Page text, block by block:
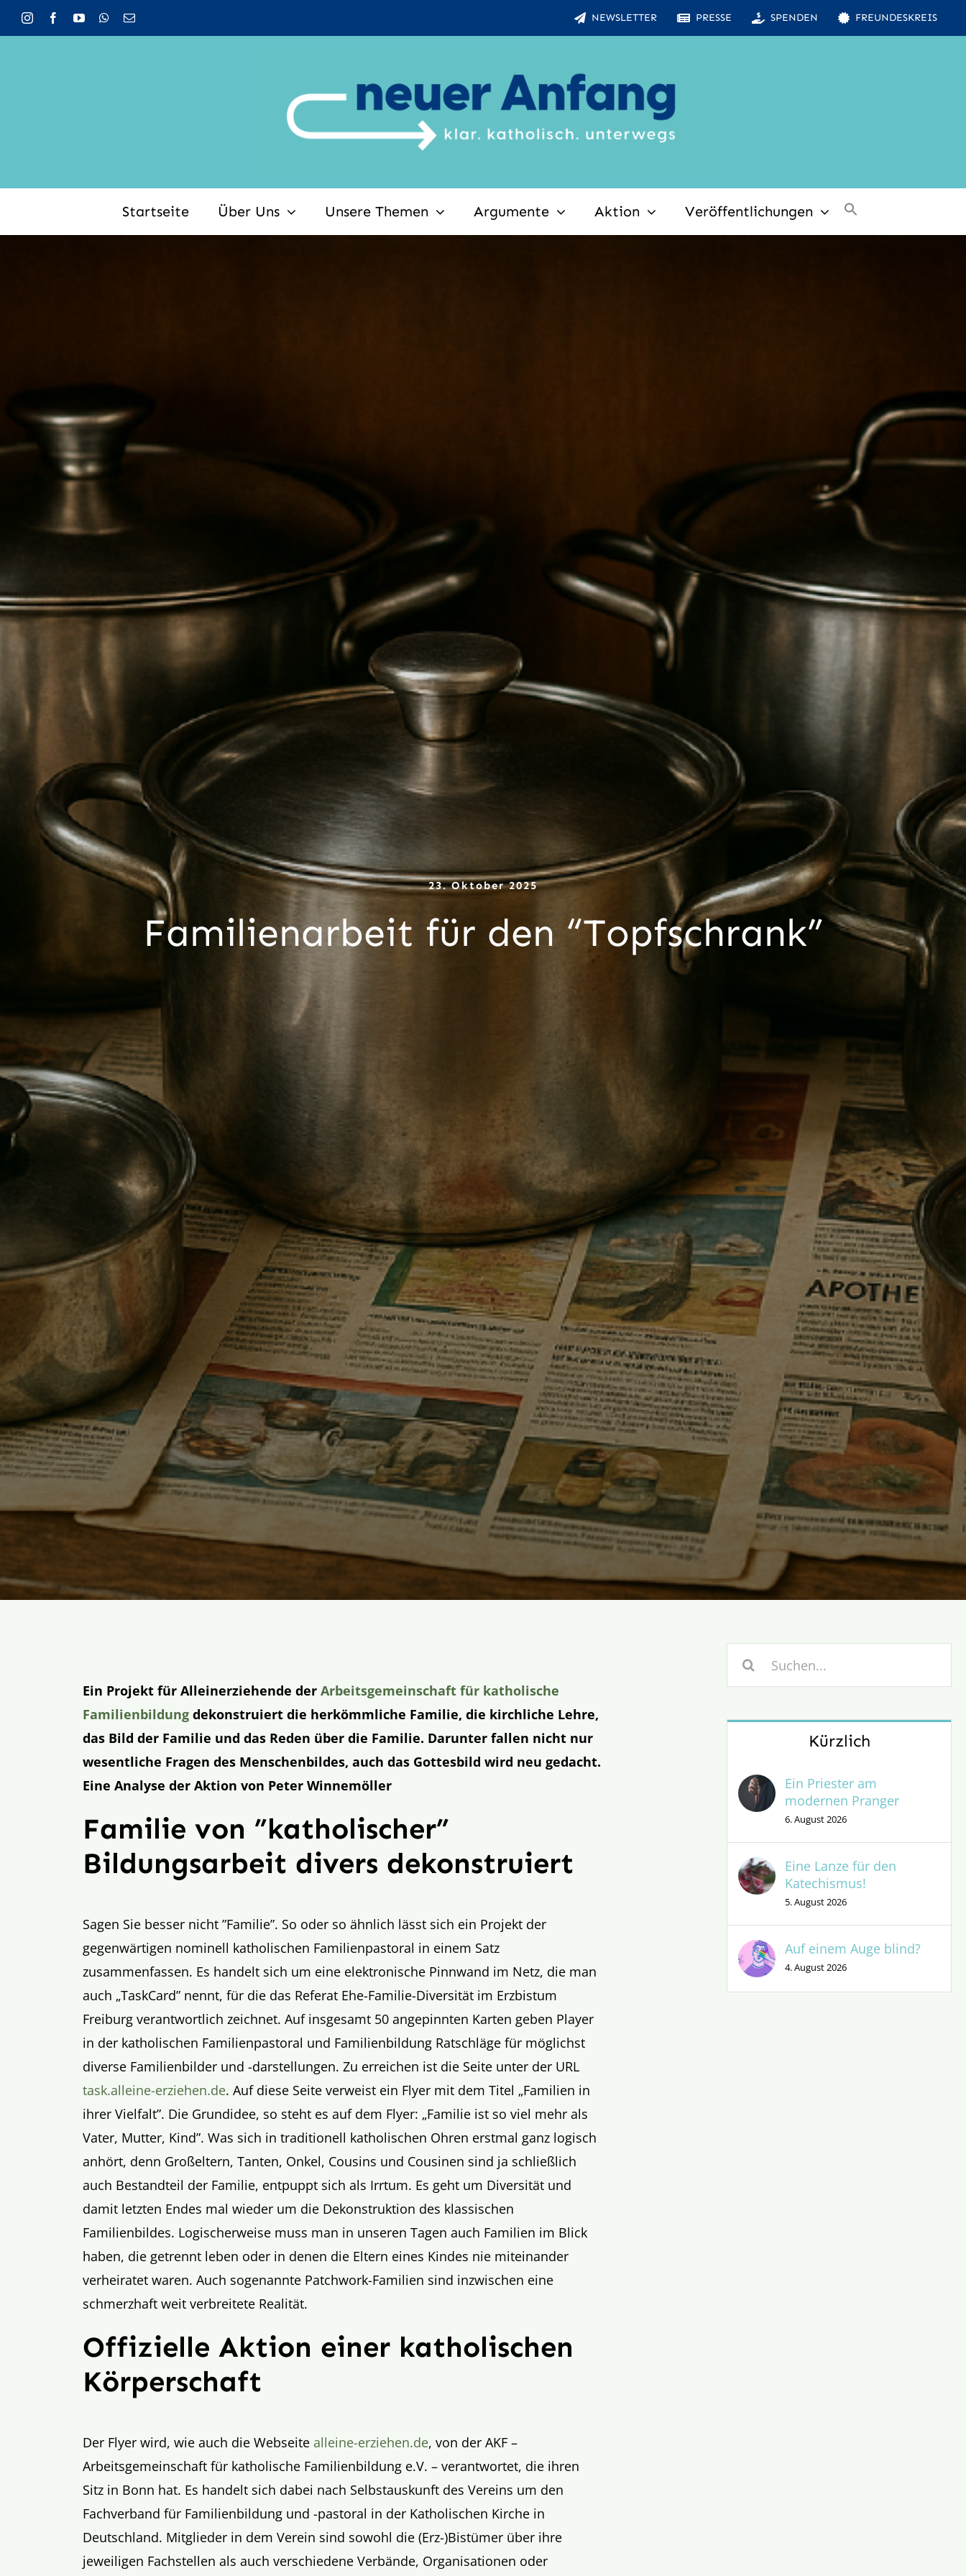
Zum
Inhalt
NEWSLETTER PRESSE SPENDEN FREUNDESKREIS
Startseite Über Uns Unsere Themen Argumente Aktion Veröffentlichungen
23. Oktober 2025
Familienarbeit für den “Topfschrank”
Ein Projekt für Alleinerziehende der Arbeitsgemeinschaft für katholische
Familienbildung dekonstruiert die herkömmliche Familie, die kirchliche Lehre,
das Bild der Familie und das Reden über die Familie. Darunter fallen nicht nur
wesentliche Fragen des Menschenbildes, auch das Gottesbild wird neu gedacht.
Eine Analyse der Aktion von Peter Winnemöller
Familie von ”katholischer”
Bildungsarbeit divers dekonstruiert
Sagen Sie besser nicht ”Familie”. So oder so ähnlich lässt sich ein Projekt der
gegenwärtigen nominell katholischen Familienpastoral in einem Satz
zusammenfassen. Es handelt sich um eine elektronische Pinnwand im Netz, die man
auch „TaskCard” nennt, für die das Referat Ehe-Familie-Diversität im Erzbistum
Freiburg verantwortlich zeichnet. Auf insgesamt 50 angepinnten Karten geben Player
in der katholischen Familienpastoral und Familienbildung Ratschläge für möglichst
diverse Familienbilder und -darstellungen. Zu erreichen ist die Seite unter der URL
task.alleine-erziehen.de. Auf diese Seite verweist ein Flyer mit dem Titel „Familien in
ihrer Vielfalt”. Die Grundidee, so steht es auf dem Flyer: „Familie ist so viel mehr als
Vater, Mutter, Kind”. Was sich in traditionell katholischen Ohren erstmal ganz logisch
anhört, denn Großeltern, Tanten, Onkel, Cousins und Cousinen sind ja schließlich
auch Bestandteil der Familie, entpuppt sich als Irrtum. Es geht um Diversität und
damit letzten Endes mal wieder um die Dekonstruktion des klassischen
Familienbildes. Logischerweise muss man in unseren Tagen auch Familien im Blick
haben, die getrennt leben oder in denen die Eltern eines Kindes nie miteinander
verheiratet waren. Auch sogenannte Patchwork-Familien sind inzwischen eine
schmerzhaft weit verbreitete Realität.
Offizielle Aktion einer katholischen
Körperschaft
Der Flyer wird, wie auch die Webseite alleine-erziehen.de, von der AKF –
Arbeitsgemeinschaft für katholische Familienbildung e.V. – verantwortet, die ihren
Sitz in Bonn hat. Es handelt sich dabei nach Selbstauskunft des Vereins um den
Fachverband für Familienbildung und -pastoral in der Katholischen Kirche in
Deutschland. Mitglieder in dem Verein sind sowohl die (Erz-)Bistümer über ihre
jeweiligen Fachstellen als auch verschiedene Verbände, Organisationen oder
nach:
Kürzlich
Ein Priester am
modernen Pranger
6. August 2026
Eine Lanze für den
Katechismus!
5. August 2026
Auf einem Auge blind?
4. August 2026